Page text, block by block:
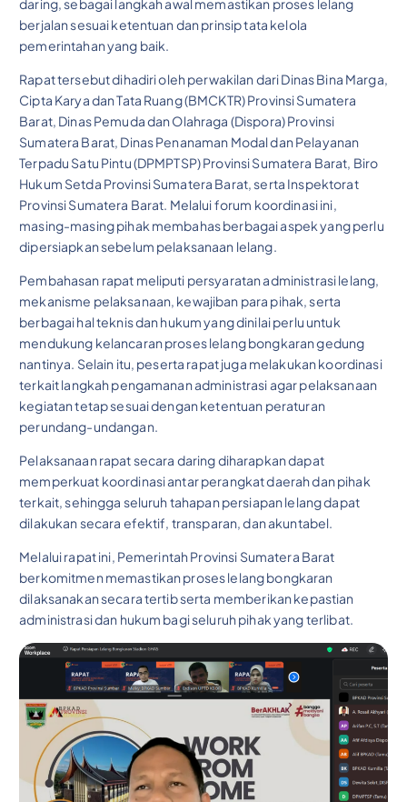
daring, sebagai langkah awal memastikan proses lelang
berjalan sesuai ketentuan dan prinsip tata kelola
pemerintahan yang baik.
Rapat tersebut dihadiri oleh perwakilan dari Dinas Bina Marga,
Cipta Karya dan Tata Ruang (BMCKTR) Provinsi Sumatera
Barat, Dinas Pemuda dan Olahraga (Dispora) Provinsi
Sumatera Barat, Dinas Penanaman Modal dan Pelayanan
Terpadu Satu Pintu (DPMPTSP) Provinsi Sumatera Barat, Biro
Hukum Setda Provinsi Sumatera Barat, serta Inspektorat
Provinsi Sumatera Barat. Melalui forum koordinasi ini,
masing-masing pihak membahas berbagai aspek yang perlu
dipersiapkan sebelum pelaksanaan lelang.
Pembahasan rapat meliputi persyaratan administrasi lelang,
mekanisme pelaksanaan, kewajiban para pihak, serta
berbagai hal teknis dan hukum yang dinilai perlu untuk
mendukung kelancaran proses lelang bongkaran gedung
nantinya. Selain itu, peserta rapat juga melakukan koordinasi
terkait langkah pengamanan administrasi agar pelaksanaan
kegiatan tetap sesuai dengan ketentuan peraturan
perundang-undangan.
Pelaksanaan rapat secara daring diharapkan dapat
memperkuat koordinasi antar perangkat daerah dan pihak
terkait, sehingga seluruh tahapan persiapan lelang dapat
dilakukan secara efektif, transparan, dan akuntabel.
Melalui rapat ini, Pemerintah Provinsi Sumatera Barat
berkomitmen memastikan proses lelang bongkaran
dilaksanakan secara tertib serta memberikan kepastian
administrasi dan hukum bagi seluruh pihak yang terlibat.